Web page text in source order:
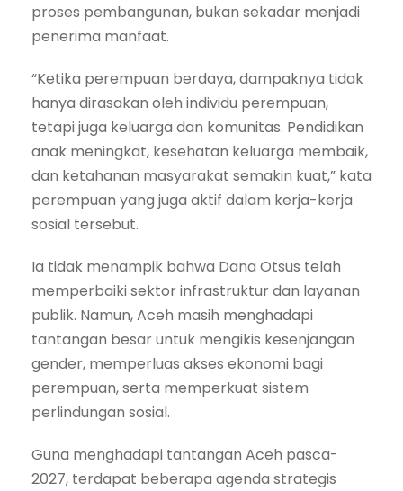
proses pembangunan, bukan sekadar menjadi
penerima manfaat.
“Ketika perempuan berdaya, dampaknya tidak
hanya dirasakan oleh individu perempuan,
tetapi juga keluarga dan komunitas. Pendidikan
anak meningkat, kesehatan keluarga membaik,
dan ketahanan masyarakat semakin kuat,” kata
perempuan yang juga aktif dalam kerja-kerja
sosial tersebut.
Ia tidak menampik bahwa Dana Otsus telah
memperbaiki sektor infrastruktur dan layanan
publik. Namun, Aceh masih menghadapi
tantangan besar untuk mengikis kesenjangan
gender, memperluas akses ekonomi bagi
perempuan, serta memperkuat sistem
perlindungan sosial.
Guna menghadapi tantangan Aceh pasca-
2027, terdapat beberapa agenda strategis